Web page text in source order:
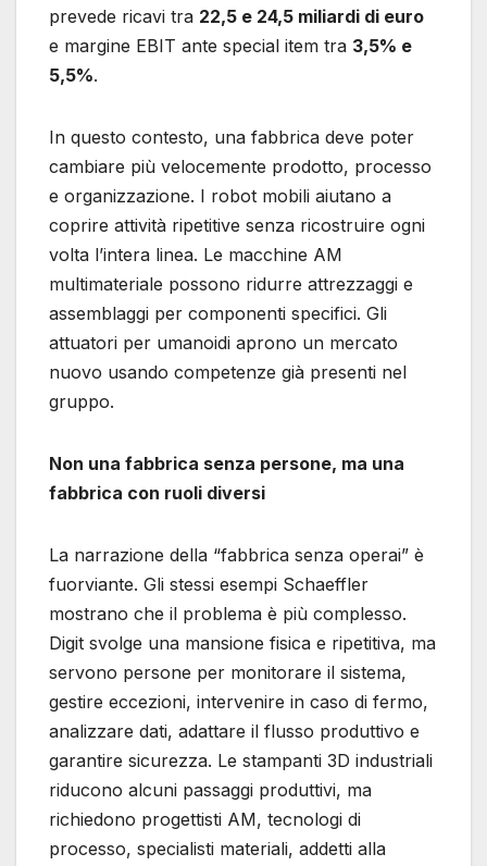
prevede ricavi tra 22,5 e 24,5 miliardi di euro
e margine EBIT ante special item tra 3,5% e
5,5%.
In questo contesto, una fabbrica deve poter
cambiare più velocemente prodotto, processo
e organizzazione. I robot mobili aiutano a
coprire attività ripetitive senza ricostruire ogni
volta l’intera linea. Le macchine AM
multimateriale possono ridurre attrezzaggi e
assemblaggi per componenti specifici. Gli
attuatori per umanoidi aprono un mercato
nuovo usando competenze già presenti nel
gruppo.
Non una fabbrica senza persone, ma una
fabbrica con ruoli diversi
La narrazione della “fabbrica senza operai” è
fuorviante. Gli stessi esempi Schaeffler
mostrano che il problema è più complesso.
Digit svolge una mansione fisica e ripetitiva, ma
servono persone per monitorare il sistema,
gestire eccezioni, intervenire in caso di fermo,
analizzare dati, adattare il flusso produttivo e
garantire sicurezza. Le stampanti 3D industriali
riducono alcuni passaggi produttivi, ma
richiedono progettisti AM, tecnologi di
processo, specialisti materiali, addetti alla